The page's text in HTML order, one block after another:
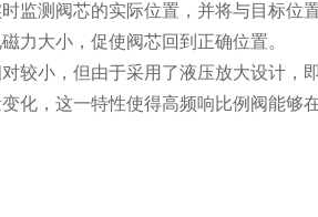
监测阀芯的实际位置，并将与目标位
力大小，促使阀芯回到正确位置。
较小，但由于采用了液压放大设计，
化，这一特性使得高频响比例阀能够